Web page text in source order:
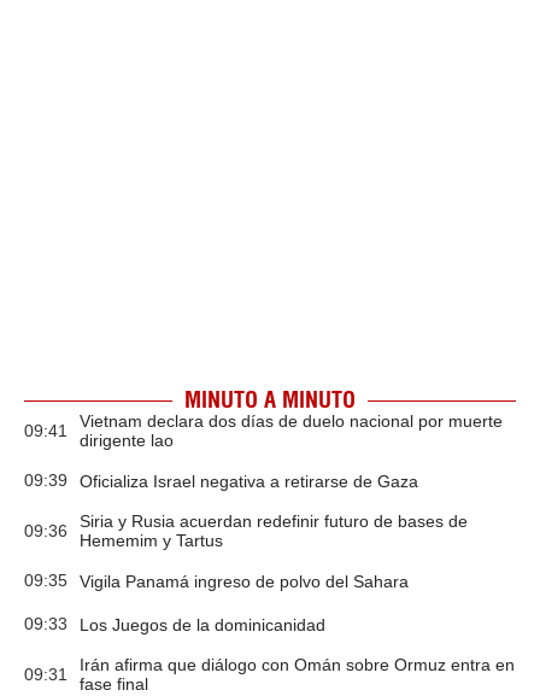
MINUTO A MINUTO
09:41
Vietnam declara dos días de duelo nacional por muerte
dirigente lao
09:39 Oficializa Israel negativa a retirarse de Gaza
09:36
Siria y Rusia acuerdan redefinir futuro de bases de
Hememim y Tartus
09:35 Vigila Panamá ingreso de polvo del Sahara
09:33 Los Juegos de la dominicanidad
09:31
Irán afirma que diálogo con Omán sobre Ormuz entra en
fase final